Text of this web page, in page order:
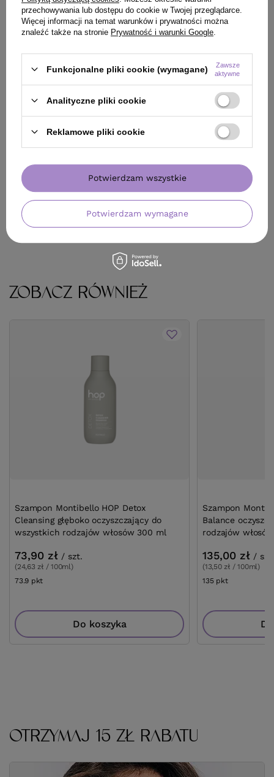
OFERTA DARMOWA DOSTAWA
Prostownica N°101 Premium Fale Loki
Koki
Do koszyka
BESTSELLER
Woda Montibello
6% 60 ml
22,90 zł
(38,17 zł / 100ml)
ZOBACZ RÓWNIEŻ
Szampon Montibello HOP Detox
Cleansing głęboko oczyszczający do
wszystkich rodzajów włosów 300 ml
73,90 zł / szt.
(24,63 zł / 100ml)
73.9 pkt
Do koszyka
Szampon
Balance
rodzajów
135,00 zł /
(13,50 zł / 100ml)
135 pktpunktów
OTRZYMAJ 15 ZŁ RABATU
przechowywania lub dostępu do cookie w Twojej przeglądarce.
Więcej informacji na temat warunków i prywatności można
znaleźć także na stronie Prywatność i warunki Google
Funkcjonalne pliki cookie (wymagane)
Zawsze
aktywne
Analityczne pliki cookie
Reklamowe pliki cookie
Potwierdzam wymagane
Potwierdzam wszystkie